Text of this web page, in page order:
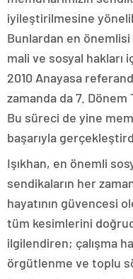
iyileştirilmesine
Bunlardan en
mali ve sosyal hakları
2010 Anayasa
zamanda da 7. Dönem
Bu süreci de yine
başarıyla
Işıkhan, en önemli
sendikaların her
hayatının güvencesi
tüm kesimlerini
ilgilendiren; çalışma
örgütlenme ve toplu